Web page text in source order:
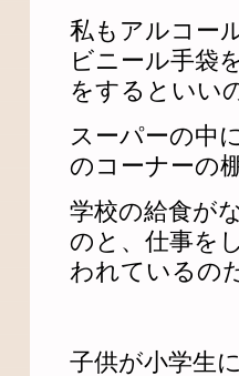
私もアルコー
ビニール手袋
をするといい
スーパーの中
のコーナーの
学校の給食が
のと、仕事を
われているの
子供が小学生